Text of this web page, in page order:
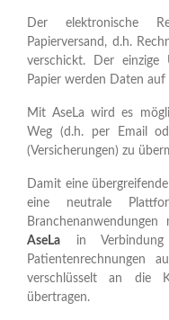
Der elektronische
Papierversand, d.h.
verschickt. Der
Papier werden Daten
Mit AseLa wird es
Weg (d.h. per Email
(Versicherungen) zu
Damit eine
eine neutrale
AseLa in
Patientenrechnungen
verschlüsselt an die
übertragen.